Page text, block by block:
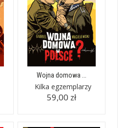
Wojna domowa ...
Kilka egzemplarzy
59,00 zł